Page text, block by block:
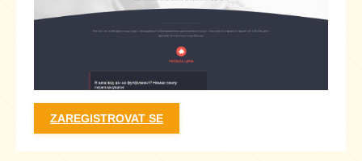
ZAREGISTROVAT SE